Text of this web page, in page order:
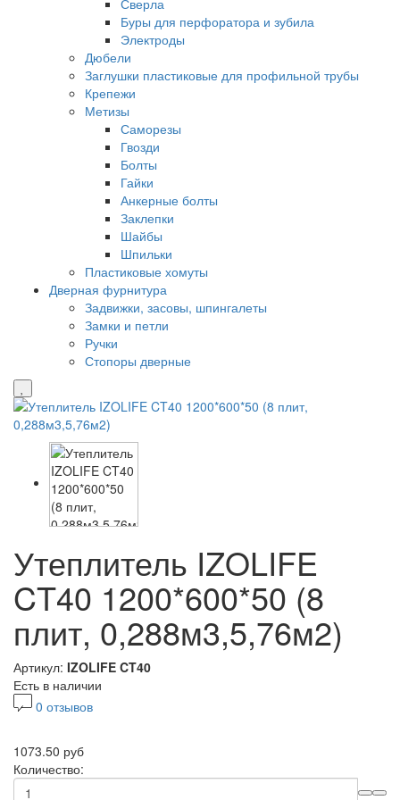
Сверла
Буры для перфоратора и зубила
Электроды
Дюбели
Заглушки пластиковые для профильной трубы
Крепежи
Метизы
Саморезы
Гвозди
Болты
Гайки
Анкерные болты
Заклепки
Шайбы
Шпильки
Пластиковые хомуты
Дверная фурнитура
Задвижки, засовы, шпингалеты
Замки и петли
Ручки
Стопоры дверные
Утеплитель IZOLIFE
CT40 1200*600*50 (8
плит, 0,288м3,5,76м2)
Артикул: IZOLIFE CT40
Есть в наличии
0 отзывов
1073.50 руб
Количество: